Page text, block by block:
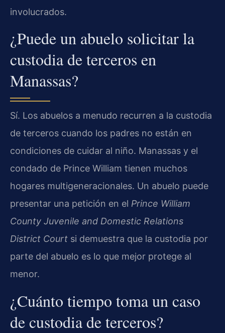
involucrados.
¿Puede un abuelo solicitar la
custodia de terceros en
Manassas?
Sí. Los abuelos a menudo recurren a la custodia
de terceros cuando los padres no están en
condiciones de cuidar al niño. Manassas y el
condado de Prince William tienen muchos
hogares multigeneracionales. Un abuelo puede
presentar una petición en el Prince William
County Juvenile and Domestic Relations
District Court si demuestra que la custodia por
parte del abuelo es lo que mejor protege al
menor.
¿Cuánto tiempo toma un caso
de custodia de terceros?